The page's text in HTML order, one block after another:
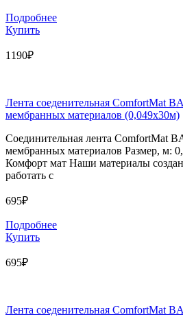
Подробнее
Купить
1190₽
Лента соеденительная ComfortMat
мембранных материалов (0,049х30м)
Соединительная лента ComfortMat
мембранных материалов Размер, м:
Комфорт мат Наши материалы
работать с
695₽
Подробнее
Купить
695₽
Лента соеденительная ComfortMat